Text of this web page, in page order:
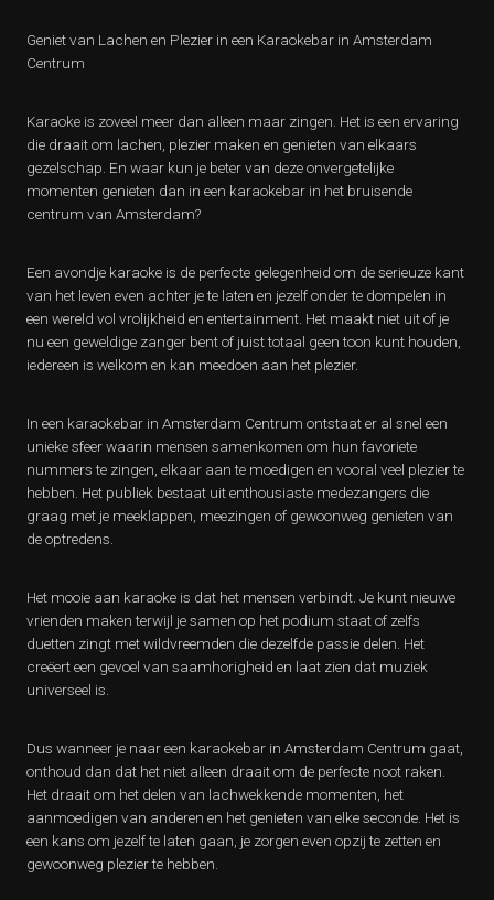
Geniet van Lachen en Plezier in een Karaokebar in Amsterdam
Centrum
Karaoke is zoveel meer dan alleen maar zingen. Het is een ervaring
die draait om lachen, plezier maken en genieten van elkaars
gezelschap. En waar kun je beter van deze onvergetelijke
momenten genieten dan in een karaokebar in het bruisende
centrum van Amsterdam?
Een avondje karaoke is de perfecte gelegenheid om de serieuze kant
van het leven even achter je te laten en jezelf onder te dompelen in
een wereld vol vrolijkheid en entertainment. Het maakt niet uit of je
nu een geweldige zanger bent of juist totaal geen toon kunt houden,
iedereen is welkom en kan meedoen aan het plezier.
In een karaokebar in Amsterdam Centrum ontstaat er al snel een
unieke sfeer waarin mensen samenkomen om hun favoriete
nummers te zingen, elkaar aan te moedigen en vooral veel plezier te
hebben. Het publiek bestaat uit enthousiaste medezangers die
graag met je meeklappen, meezingen of gewoonweg genieten van
de optredens.
Het mooie aan karaoke is dat het mensen verbindt. Je kunt nieuwe
vrienden maken terwijl je samen op het podium staat of zelfs
duetten zingt met wildvreemden die dezelfde passie delen. Het
creëert een gevoel van saamhorigheid en laat zien dat muziek
universeel is.
Dus wanneer je naar een karaokebar in Amsterdam Centrum gaat,
onthoud dan dat het niet alleen draait om de perfecte noot raken.
Het draait om het delen van lachwekkende momenten, het
aanmoedigen van anderen en het genieten van elke seconde. Het is
een kans om jezelf te laten gaan, je zorgen even opzij te zetten en
gewoonweg plezier te hebben.